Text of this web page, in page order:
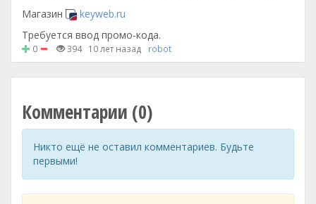
Магазин
keyweb.ru
Требуется ввод промо-кода.
0 394 10 лет назад robot
Комментарии (0)
Никто ещё не оставил комментариев. Будьте
первыми!